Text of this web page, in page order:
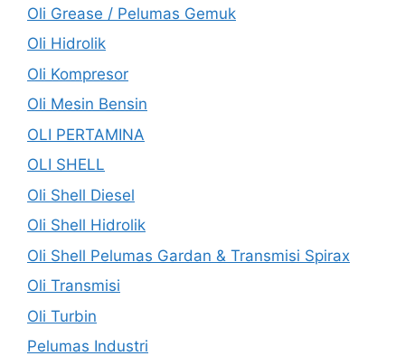
Oli Grease / Pelumas Gemuk
Oli Hidrolik
Oli Kompresor
Oli Mesin Bensin
OLI PERTAMINA
OLI SHELL
Oli Shell Diesel
Oli Shell Hidrolik
Oli Shell Pelumas Gardan & Transmisi Spirax
Oli Transmisi
Oli Turbin
Pelumas Industri